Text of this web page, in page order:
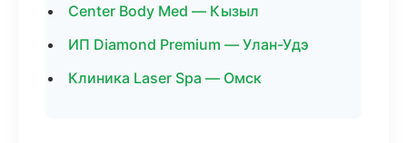
Center Body Med — Кызыл
ИП Diamond Premium — Улан-Удэ
Клиника Laser Spa — Омск